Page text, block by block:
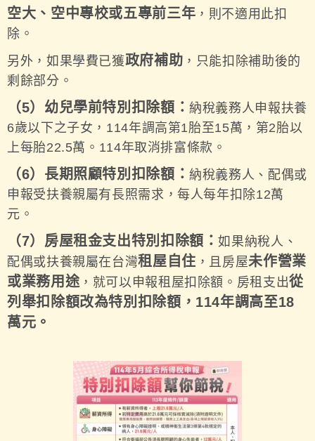
空大、空中專校或五專前三年 ，則不適用此扣
除。
另外，如果學費已獲政府補助 ，只能扣除補助後的
剩餘部分。
（5）幼兒學前特別扣除額：納稅義務人申報扶養
6歲以下之子女，114年調高第1胎至15萬，第2胎以
上每胎22.5萬。114年取消排富條款。
（6）長期照顧特別扣除額：納稅義務人、配偶或
申報受扶養親屬有長照需求，每人每年扣除12萬
元。
（7）房屋租金支出特別扣除額：如果納稅人、
配偶或扶養親屬在台灣租屋自住 ，且房屋未作營業
或業務用途，就可以申報租屋扣除額。房租支出從
列舉扣除額改為特別扣除額，114年調高至18
萬元。